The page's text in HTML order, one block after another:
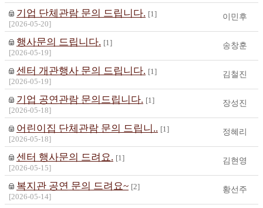
기업 단체관람 문의 드립니다. [1]
[2026-05-20]
이민후
행사문의 드립니다. [1]
[2026-05-19]
송창훈
센터 개관행사 문의 드립니다. [1]
[2026-05-19]
김철진
기업 공연관람 문의드립니다. [1]
[2026-05-18]
장성진
어린이집 단체관람 문의 드립니.. [1]
[2026-05-18]
정혜리
센터 행사문의 드려요. [1]
[2026-05-15]
김현영
복지관 공연 문의 드려요~ [2]
[2026-05-14]
황선주